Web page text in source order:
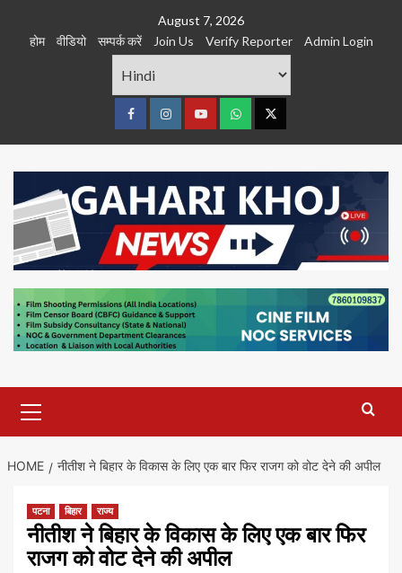
August 7, 2026
होम
वीडियो सम्पर्क करें Join Us Verify Reporter Admin Login
FacebookInstagramyoutubeWhatsTwitter
Menu
HOME नीतीश ने बिहार के विकास के लिए एक बार फिर राजग को वोट देने की अपील
पटना बिहार राज्य
नीतीश ने बिहार के विकास के लिए एक बार फिर
राजग को वोट देने की अपील